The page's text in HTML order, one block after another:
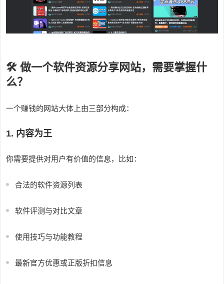
🛠 做一个软件资源分享网站，需要掌握什
么？
一个赚钱的网站大体上由三部分构成：
1. 内容为王
你需要提供对用户有价值的信息，比如：
合法的软件资源列表
软件评测与对比文章
使用技巧与功能教程
最新官方优惠或正版折扣信息